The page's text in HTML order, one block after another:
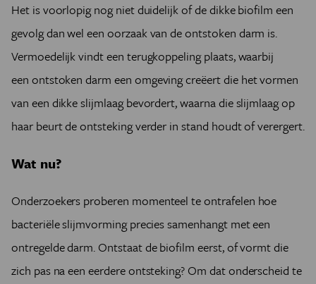
Het is voorlopig nog niet duidelijk of de dikke biofilm een
gevolg dan wel een oorzaak van de ontstoken darm is.
Vermoedelijk vindt een terugkoppeling plaats, waarbij
een ontstoken darm een omgeving creëert die het vormen
van een dikke slijmlaag bevordert, waarna die slijmlaag op
haar beurt de ontsteking verder in stand houdt of verergert.
Wat nu?
Onderzoekers proberen momenteel te ontrafelen hoe
bacteriële slijmvorming precies samenhangt met een
ontregelde darm. Ontstaat de biofilm eerst, of vormt die
zich pas na een eerdere ontsteking? Om dat onderscheid te